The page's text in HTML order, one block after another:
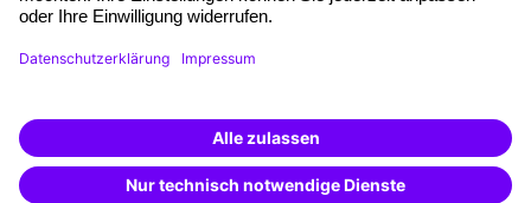
Fördermöglichkeiten
Weiterbildungs-App
Besondere Angebote
Weiterbildung finden -
mit KI-Power!
Beschreibe was du suchst und erhalte